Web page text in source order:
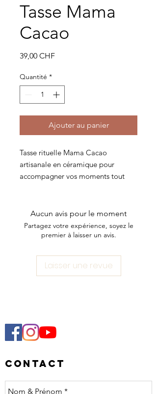
Tasse Mama
Cacao
39,00 CHFPrix
Quantité *
Ajouter au panier
Tasse rituelle Mama Cacao
artisanale en céramique pour
accompagner vos moments tout
taille dû au travail d’artisanat.
Option couleur beige ou terracotta.
A venir chercher a lausanne
Aucun avis pour le moment
Partagez votre expérience, soyez le
premier à laisser un avis.
Laisser une revue
Contact